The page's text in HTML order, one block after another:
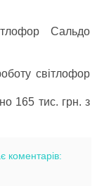
Сальдо
світлофор
165 тис. грн. з
коментарів: